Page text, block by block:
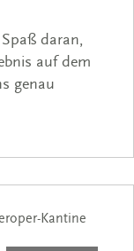
daran,
auf dem
genau
Kantine